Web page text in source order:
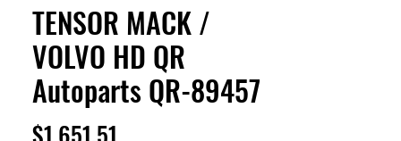
TENSOR MACK /
VOLVO HD QR
Autoparts QR-89457